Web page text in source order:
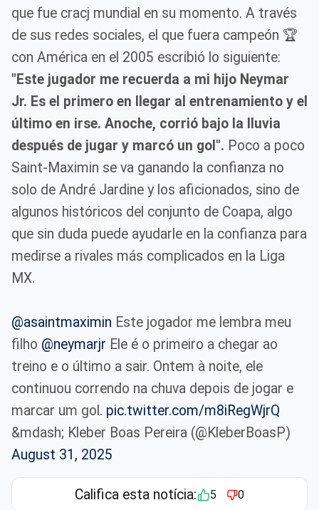
que fue cracj mundial en su momento. A través
de sus redes sociales, el que fuera campeón 🏆
con América en el 2005 escribió lo siguiente:
"Este jugador me recuerda a mi hijo Neymar
Jr. Es el primero en llegar al entrenamiento y el
último en irse. Anoche, corrió bajo la lluvia
después de jugar y marcó un gol". Poco a poco
Saint-Maximin se va ganando la confianza no
solo de André Jardine y los aficionados, sino de
algunos históricos del conjunto de Coapa, algo
que sin duda puede ayudarle en la confianza para
medirse a rivales más complicados en la Liga
MX.
@asaintmaximin Este jogador me lembra meu
filho @neymarjr Ele é o primeiro a chegar ao
treino e o último a sair. Ontem à noite, ele
continuou correndo na chuva depois de jogar e
marcar um gol. pic.twitter.com/m8iRegWjrQ
&mdash; Kleber Boas Pereira (@KleberBoasP)
August 31, 2025
Califica esta notícia: 5 0